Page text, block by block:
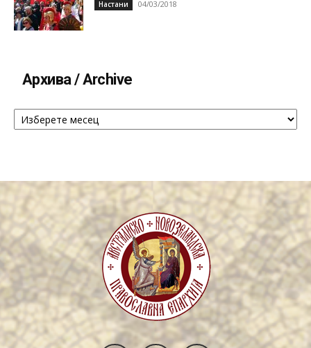
Настани 04/03/2018
Архива / Archive
Архива